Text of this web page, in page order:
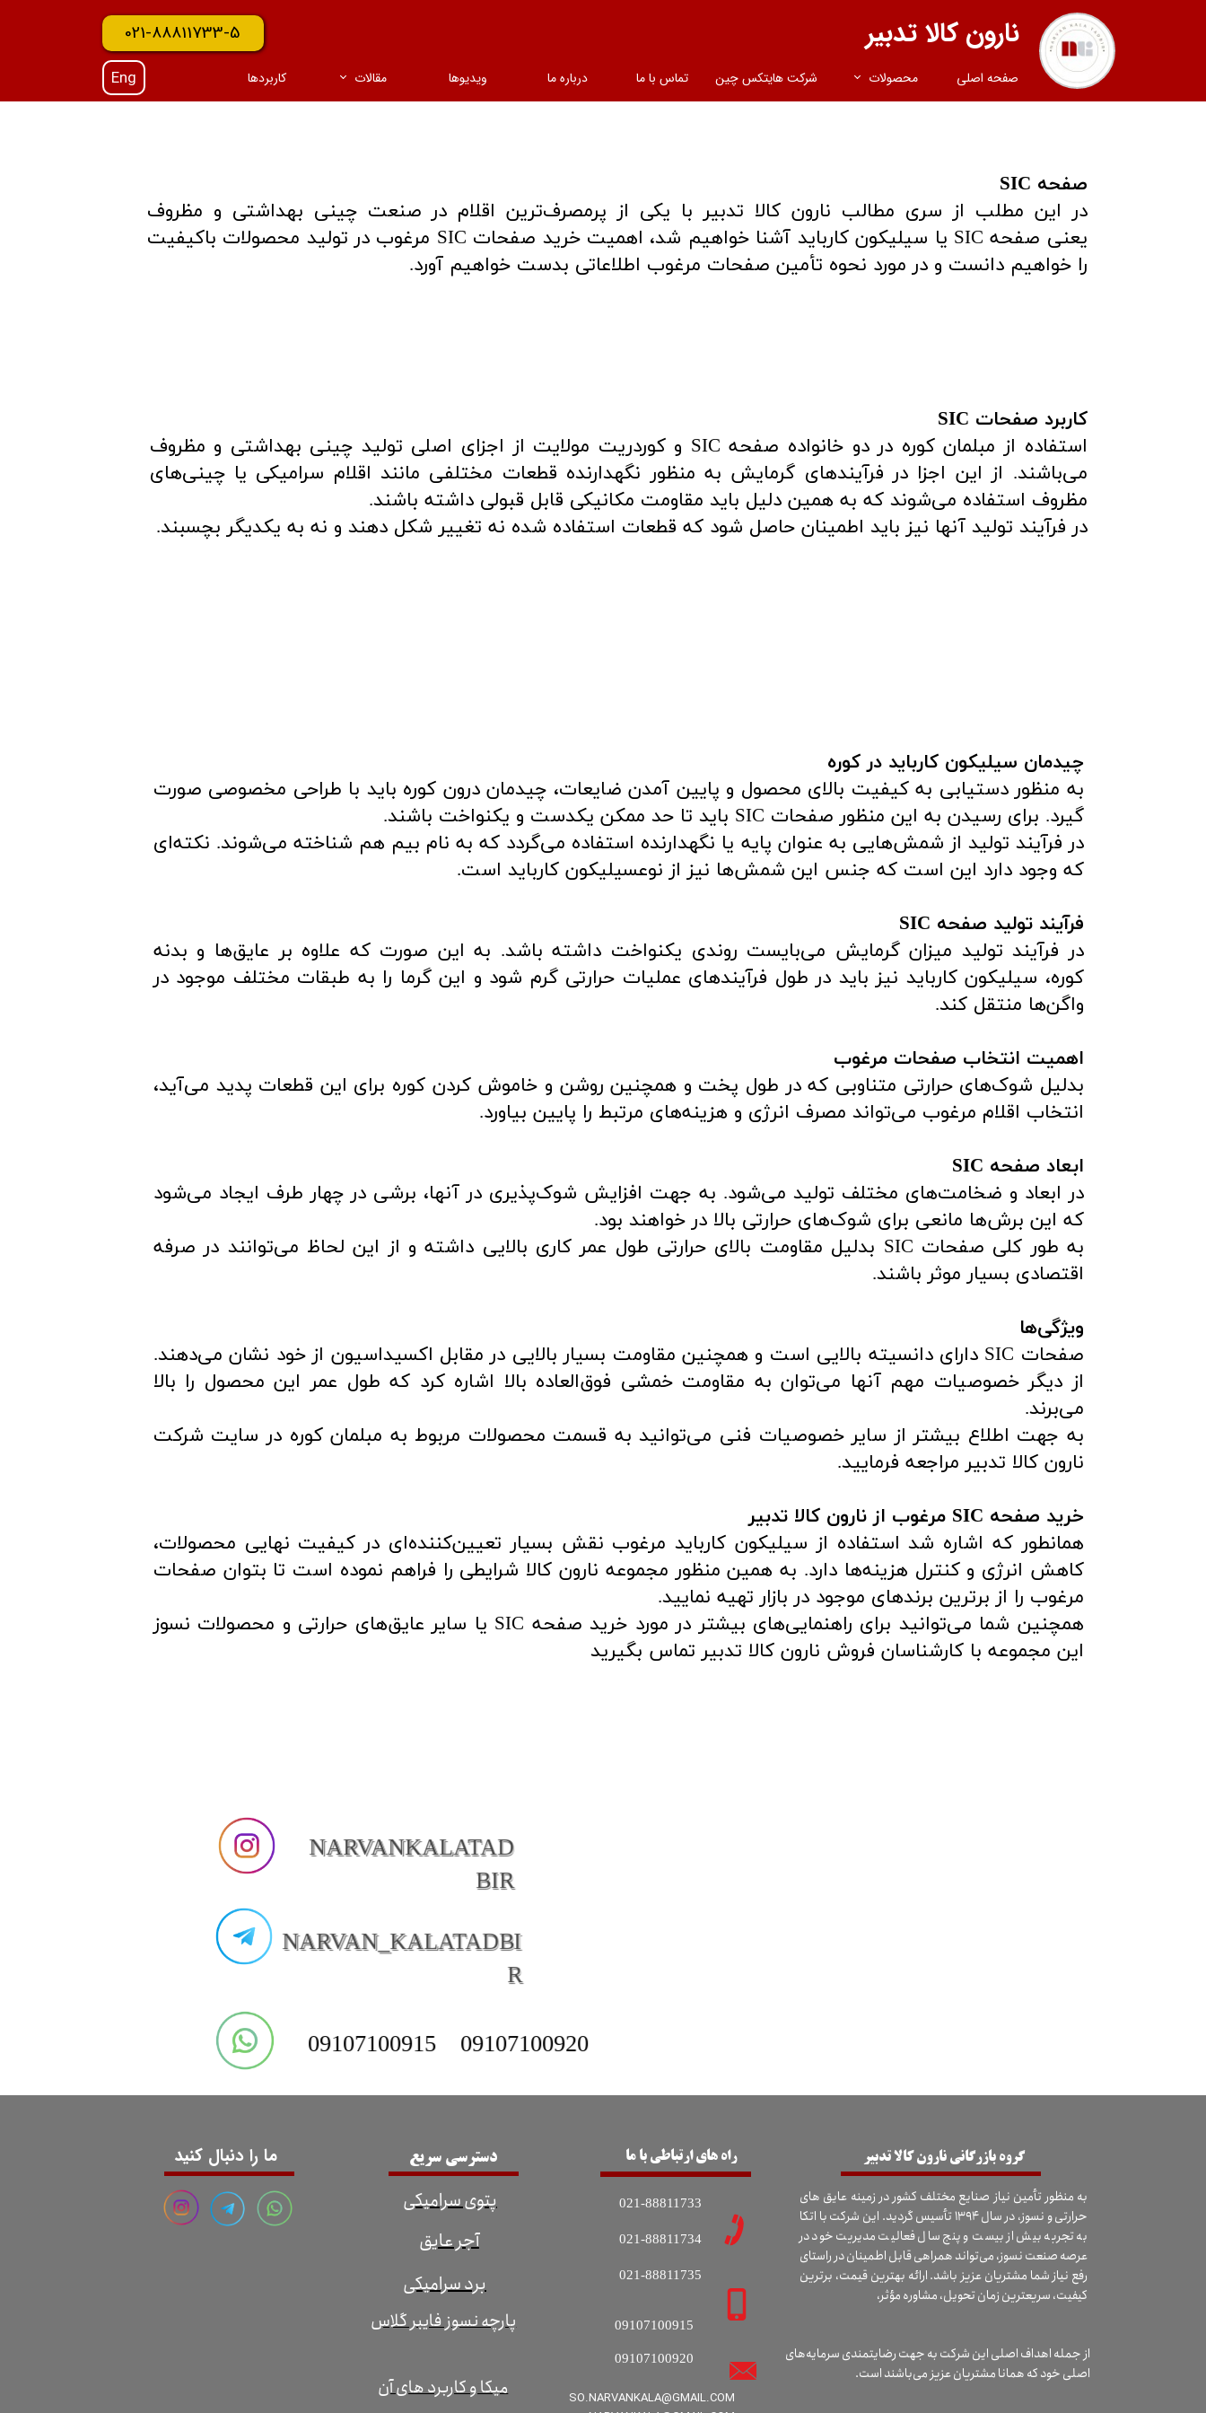
صفحه اصلی محصولات شرکت هایتکس چین تماس با ما درباره ما ویدیوها مقالات کاربردها Eng
021-88811733-5 نارون کالا تدبیر
صفحه SIC
در این مطلب از سری مطالب نارون کالا تدبیر با یکی از پرمصرف‌ترین اقلام در صنعت چینی بهداشتی و مظروف
یعنی صفحه SIC یا سیلیکون کارباید آشنا خواهیم شد، اهمیت خرید صفحات SIC مرغوب در تولید محصولات باکیفیت
را خواهیم دانست و در مورد نحوه تأمین صفحات مرغوب اطلاعاتی بدست خواهیم آورد.
کاربرد صفحات SIC
استفاده از مبلمان کوره در دو خانواده صفحه SIC و کوردریت مولایت از اجزای اصلی تولید چینی بهداشتی و مظروف
می‌باشند. از این اجزا در فرآیندهای گرمایش به منظور نگهدارنده قطعات مختلفی مانند اقلام سرامیکی یا چینی‌های
مظروف استفاده می‌شوند که به همین دلیل باید مقاومت مکانیکی قابل قبولی داشته باشند.
در فرآیند تولید آنها نیز باید اطمینان حاصل شود که قطعات استفاده شده نه تغییر شکل ‌دهند و نه به یکدیگر بچسبند.
چیدمان سیلیکون کارباید در کوره
به منظور دستیابی به کیفیت بالای محصول و پایین آمدن ضایعات، چیدمان درون کوره باید با طراحی مخصوصی صورت
گیرد. برای رسیدن به این منظور صفحات SIC باید تا حد ممکن یکدست و یکنواخت باشند.
در فرآیند تولید از شمش‌هایی به عنوان پایه یا نگهدارنده استفاده می‌گردد که به نام بیم هم شناخته می‌‌شوند. نکته‌ای
که وجود دارد این است که جنس این شمش‌ها نیز از نوعسیلیکون کارباید است.
فرآیند تولید صفحه SIC
در فرآیند تولید میزان گرمایش می‌بایست روندی یکنواخت داشته باشد. به این صورت که علاوه بر عایق‌ها و بدنه
کوره،‌ سیلیکون کارباید نیز باید در طول فرآیندهای عملیات حرارتی گرم شود و این گرما را به طبقات مختلف موجود در
واگن‌ها منتقل کند.
اهمیت انتخاب صفحات مرغوب
بدلیل شوک‌های حرارتی متناوبی که در طول پخت و همچنین روشن و خاموش کردن کوره برای این قطعات پدید می‌آید،
انتخاب اقلام مرغوب می‌تواند مصرف انرژی و هزینه‌های مرتبط را پایین بیاورد.
ابعاد صفحه SIC
در ابعاد و ضخامت‌های مختلف تولید می‌شود. به جهت افزایش شوک‌پذیری در آنها، برشی در چهار طرف ایجاد می‌شود
که این برش‌ها مانعی برای شوک‌های حرارتی بالا در خواهند بود.
به طور کلی صفحات SIC بدلیل مقاومت بالای حرارتی طول عمر کاری بالایی داشته و از این لحاظ می‌توانند در صرفه
اقتصادی بسیار موثر باشند.
ویژگی‌ها
صفحات SIC دارای دانسیته بالایی است و همچنین مقاومت بسیار بالایی در مقابل اکسیداسیون از خود نشان می‌دهند.
از دیگر خصوصیات مهم آنها می‌توان به مقاومت خمشی فوق‌العاده بالا اشاره کرد که طول عمر این محصول را بالا
می‌برند.
به جهت اطلاع بیشتر از سایر خصوصیات فنی می‌توانید به قسمت محصولات مربوط به مبلمان کوره در سایت شرکت
نارون کالا تدبیر مراجعه فرمایید.
خرید صفحه SIC مرغوب از نارون کالا تدبیر
همانطور که اشاره شد استفاده از سیلیکون کارباید مرغوب نقش بسیار تعیین‌کننده‌ای در کیفیت نهایی محصولات،
کاهش انرژی و کنترل هزینه‌ها دارد. به همین منظور مجموعه نارون کالا شرایطی را فراهم نموده است تا بتوان صفحات
مرغوب را از برترین برندهای موجود در بازار تهیه نمایید.
همچنین شما می‌توانید برای راهنمایی‌های بیشتر در مورد خرید صفحه SIC یا سایر عایق‌های حرارتی و محصولات نسوز
این مجموعه با کارشناسان فروش نارون کالا تدبیر تماس بگیرید​​​​​​​
NARVANKALATAD
BIR
NARVAN_KALATADBI
R
09107100915 09107100920
راه های ارتباطی با ما ​گروه بازرگانی نارون کالا تدبیر
به منظور تأمین نیاز صنایع مختلف کشور در زمینه عایق های
حرارتی و نسوز، در سال ۱۳۹۴ تأسیس گردید. این شرکت با اتکا
به تجربه بیش از بیست و پنج سال فعالیت مدیریت خود در
عرصه صنعت نسوز، می‌تواند همراهی قابل اطمینان در راستای
رفع نیاز شما مشتریان عزیز باشد. ارائه بهترین قیمت، برترین
کیفیت، سریعترین زمان تحویل، مشاوره مؤثر،
از جمله اهداف اصلی این شرکت به جهت رضایتمندی سرمایه‌های
اصلی خود که همانا مشتریان عزیز می‌باشند است.
021-88811733
021-88811734
021-88811735
09107100915
09107100920
SO.NARVANKALA@GMAIL.COM
دسترسی سریع
پتوی سرامیکی
آجر عایق
برد سرامیکی
پارچه نسوز فایبر گلاس
میکا و کاربرد های آن
ما را دنبال کنید